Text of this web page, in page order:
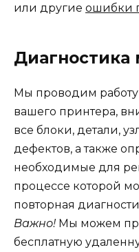
или другие ошибки
Диагностика
Мы проводим
вашего принтера,
все блоки, детали,
дефектов, а также
необходимые для
процессе которой
повторная
Важно! Мы можем
бесплатную